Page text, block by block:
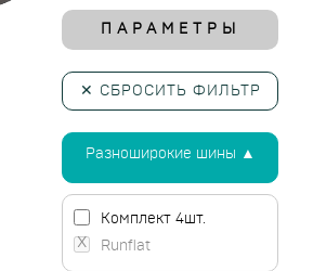
ПАРАМЕТРЫ
✕ СБРОСИТЬ ФИЛЬТР
Разноширокие шины ▲
Комплект 4шт.
Runflat